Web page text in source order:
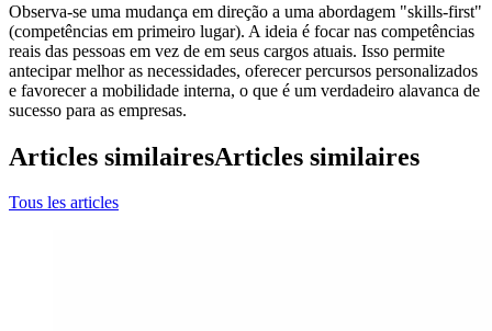
Observa-se uma mudança em direção a uma abordagem "skills-first"
(competências em primeiro lugar). A ideia é focar nas competências
reais das pessoas em vez de em seus cargos atuais. Isso permite
antecipar melhor as necessidades, oferecer percursos personalizados
e favorecer a mobilidade interna, o que é um verdadeiro alavanca de
sucesso para as empresas.
Articles similairesArticles similaires
Tous les articles